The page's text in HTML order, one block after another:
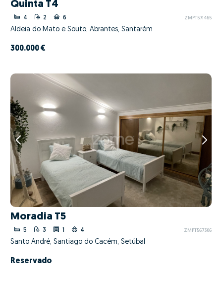
Quinta T4
4 2 6 ZMPT571465
Aldeia do Mato e Souto, Abrantes, Santarém
300.000 €
Moradia T5
5 3 1 4 ZMPT567306
Santo André, Santiago do Cacém, Setúbal
Reservado